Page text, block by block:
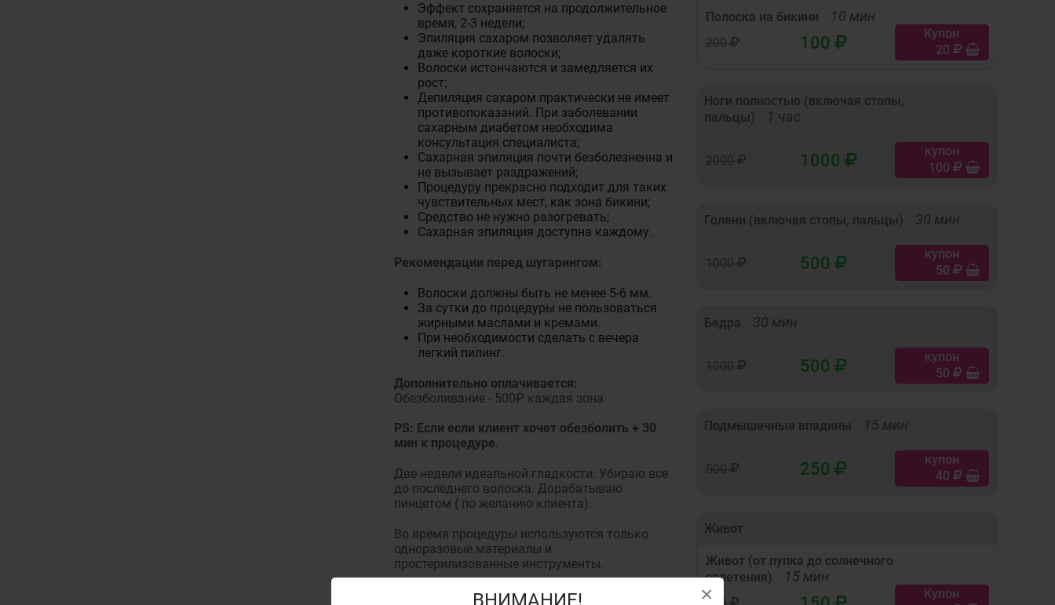
ВНИМАНИЕ! ×
Эффект сохраняется на продолжительное
время, 2-3 недели;
Эпиляция сахаром позволяет удалять
даже короткие волоски;
Волоски истончаются и замедляется их
рост;
Депиляция сахаром практически не имеет
противопоказаний. При заболевании
сахарным диабетом необходима
консультация специалиста;
Сахарная эпиляция почти безболезненна и
не вызывает раздражений;
Процедуру прекрасно подходит для таких
чувствительных мест, как зона бикини;
Средство не нужно разогревать;
Сахарная эпиляция доступна каждому.
Рекомендации перед шугарингом:
Волоски должны быть не менее 5-6 мм.
За сутки до процедуры не пользоваться
жирными маслами и кремами.
При необходимости сделать с вечера
легкий пилинг.
Дополнительно оплачивается:
Обезболивание - 500₽ каждая зона
PS: Если если клиент хочет обезболить + 30
мин к процедуре.
Две недели идеальной гладкости. Убираю все
до последнего волоска. Дорабатываю
пинцетом ( по желанию клиента).
Во время процедуры используются только
одноразовые материалы и
простерилизованные инструменты.
Обязательна предварительная запись по
Полоска на бикини 10 мин
200 100
Купон
20
Ноги полностью (включая стопы,
пальцы)
1 час
2000 1000
купон
100
Голени (включая стопы, пальцы) 30 мин
1000 500
купон
50
Бедра 30 мин
1000 500
купон
50
Подмышечные впадины 15 мин
500 250
купон
40
Живот
Живот (от пупка до солнечного
сплетения)
15 мин
Купон